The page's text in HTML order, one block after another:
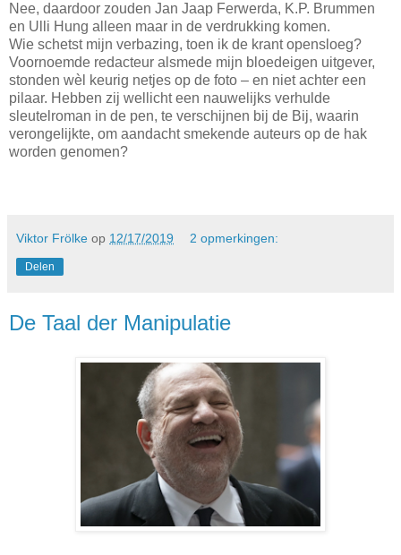
Nee, daardoor zouden Jan Jaap Ferwerda, K.P. Brummen
en Ulli Hung alleen maar in de verdrukking komen.
Wie schetst mijn verbazing, toen ik de krant opensloeg?
Voornoemde redacteur alsmede mijn bloedeigen uitgever,
stonden wèl keurig netjes op de foto – en niet achter een
pilaar. Hebben zij wellicht een nauwelijks verhulde
sleutelroman in de pen, te verschijnen bij de Bij, waarin
verongelijkte, om aandacht smekende auteurs op de hak
worden genomen?
Viktor Frölke op 12/17/2019 2 opmerkingen:
Delen
De Taal der Manipulatie